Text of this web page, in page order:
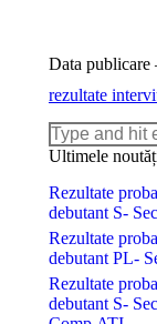
Data publicare
rezultate
Search:
Ultimele
Rezultate
debutant S-
Rezultate
debutant PL-
Rezultate
debutant S-